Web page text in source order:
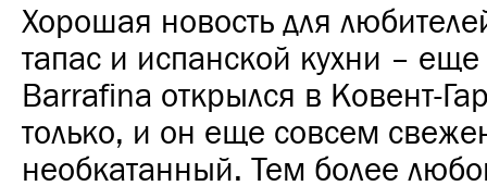
Хорошая новость для
тапас и испанской кухни –
Barrafina открылся в Ковент-
только, и он еще совсем
необкатанный. Тем более